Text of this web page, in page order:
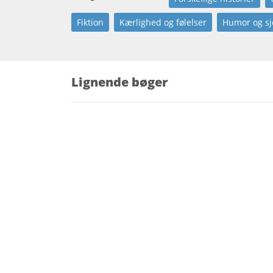
Fiktion Kærlighed og følelser Humor og
Lignende bøger